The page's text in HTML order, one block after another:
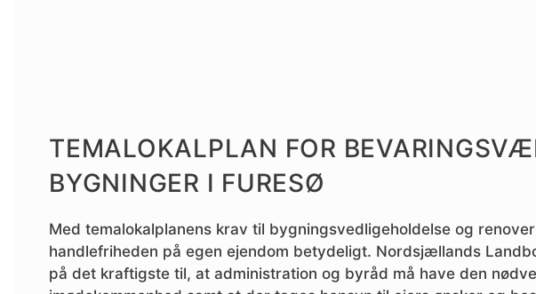
TEMALOKALPLAN FOR
BYGNINGER I FURESØ
Med temalokalplanens krav til bygningsvedligeholdelse og
handlefriheden på egen ejendom betydeligt. Nordsjællands
på det kraftigste til, at administration og byråd må have den